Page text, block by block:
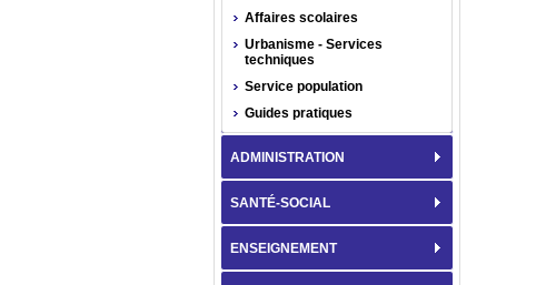
Affaires scolaires
Urbanisme - Services
techniques
Service population
Guides pratiques
ADMINISTRATION
SANTÉ-SOCIAL
ENSEIGNEMENT